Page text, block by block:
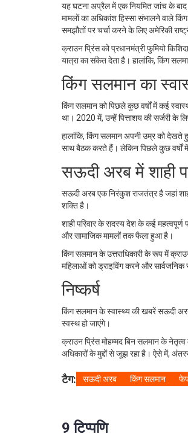
यह घटना अप्रैल में एक नियमित जांच के बाद
मामलों का अधिकांश हिस्सा संभालने वाले
समझौतों पर चर्चा करने के लिए अमेरिकी
क्राउन प्रिंस को प्रधानमंत्री फुमियो
यात्रा का संकेत देता है। हालांकि, किंग
किंग सलमान का
किंग सलमान को पिछले कुछ वर्षों में कई
था। 2020 में, उन्हें पित्ताशय की सर्जरी के
हालांकि, किंग सलमान अपनी उम्र को देखते
साथ बैठक करते हैं। लेकिन पिछले कुछ वर्षों
सऊदी अरब में शाही
सऊदी अरब एक निरंकुश राजतंत्र है जहां
शक्ति है।
शाही परिवार के सदस्य देश के कई महत्वपूर्ण
और सामाजिक मामलों तक फैला हुआ है।
किंग सलमान के उत्तराधिकारी के रूप में
महिलाओं को ड्राइविंग करने और सार्वजनिक
निष्कर्ष
किंग सलमान के स्वास्थ्य की खबरें सऊदी
स्वस्थ हो जाएंगे।
क्राउन प्रिंस मोहम्मद बिन सलमान के नेतृत्व
अधिकारों के मुद्दों से जूझ रहा है। ऐसे में,
टैग: सऊदी अरब किंग सलमान
9 टिप्पणि